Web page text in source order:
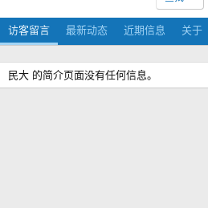
访客留言 最新动态 近期信息 关于
民大 的简介页面没有任何信息。